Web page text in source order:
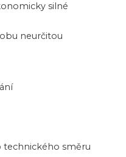
silné
neurčitou
technického směru